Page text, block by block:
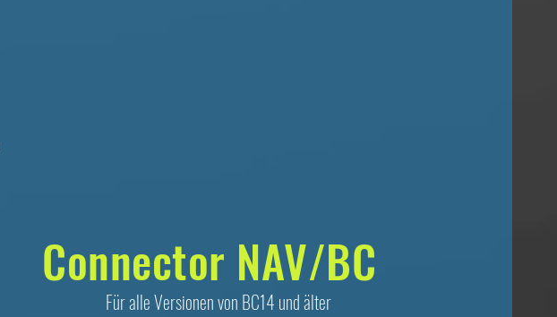
Connector NAV/BC
Für alle Versionen von BC14 und älter